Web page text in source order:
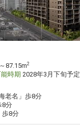
～87.15m2
時期 2028年3月下旬予定
老名」歩8分
8分
歩8分